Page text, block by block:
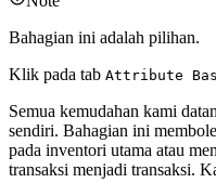
Bahagian ini adalah pilihan.
Klik pada tab Attribute
Semua kemudahan kami
sendiri. Bahagian ini
pada inventori utama atau
transaksi menjadi transaksi.